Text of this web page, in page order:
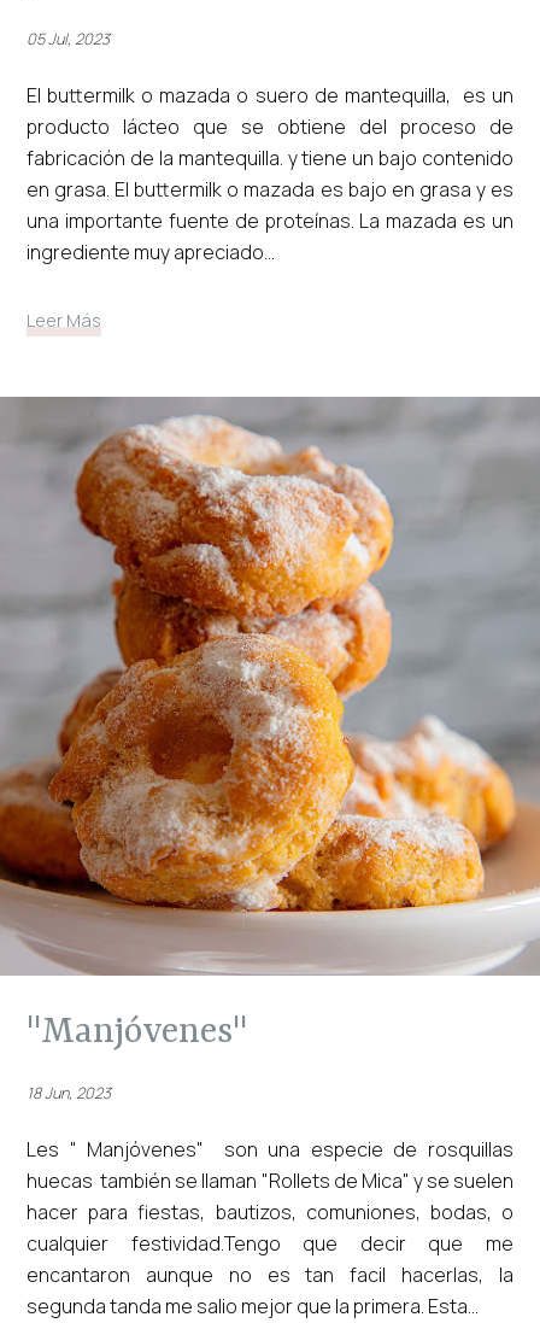
05 Jul, 2023
El buttermilk o mazada o suero de mantequilla, es un
producto lácteo que se obtiene del proceso de
fabricación de la mantequilla. y tiene un bajo contenido
en grasa. El buttermilk o mazada es bajo en grasa y es
una importante fuente de proteínas. La mazada es un
ingrediente muy apreciado...
Leer Más
"manjóvenes"
18 Jun, 2023
Les " Manjóvenes" son una especie de rosquillas
huecas también se llaman "Rollets de Mica" y se suelen
hacer para fiestas, bautizos, comuniones, bodas, o
cualquier festividad.Tengo que decir que me
encantaron aunque no es tan facil hacerlas, la
segunda tanda me salio mejor que la primera. Esta...